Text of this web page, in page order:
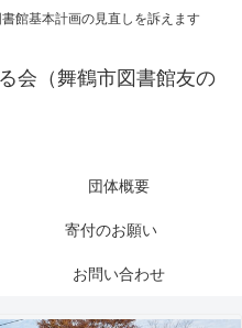
館基本計画の見直しを訴えます
会（舞鶴市図書館友の
団体概要
寄付のお願い
お問い合わせ